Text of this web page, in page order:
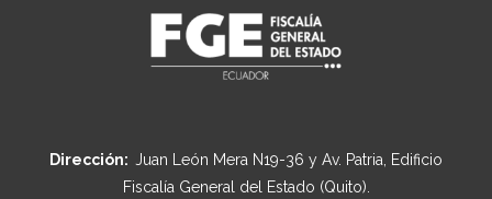
Dirección: Juan León Mera N19-36 y Av. Patria, Edificio
Fiscalía General del Estado (Quito).